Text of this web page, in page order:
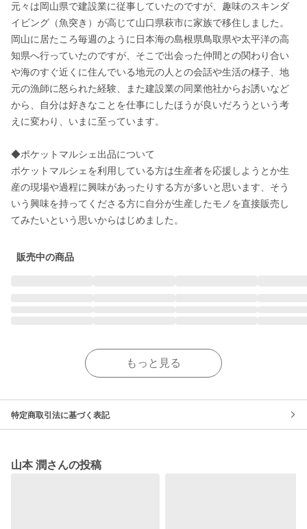
元々は岡山県で建設業に従事していたのですが、趣味のスキンダ
イビング（魚突き）が高じて山口県萩市に家族で移住しました。
岡山に居たころ毎週のように日本海の島根県鳥取県や太平洋の高
知県へ行っていたのですが、そこで出会った仲間との関わり合い
や海のすぐ近くに住んでいる地元の人との会話や生活の様子、地
元の漁師に怒られた経験、また建設業の同業他社からお誘いなど
から、自分は好きなことを仕事にしたほうが良いだろうという考
えに変わり、いまに至っています。
◆ポケットマルシェ出品について
ポケットマルシェを利用している方は生産者を応援しようとか生
産の現場や過程に興味があったりする方が多いと思います、そう
いう興味を持ってくださる方に自分が生産したモノを直接販売し
てみたいという思いからはじめました。
販売中の商品
もっと見る
特定商取引法に基づく表記
山本 潤さんの投稿